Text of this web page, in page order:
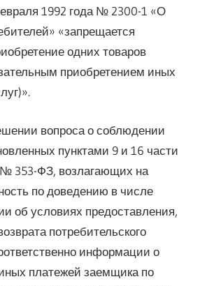
1992 года № 2300-1 «О
«запрещается
одних товаров
приобретением иных
вопроса о соблюдении
пунктами 9 и 16 части
№ 353-ФЗ, возлагающих на
по доведению в числе
об условиях предоставления,
потребительского
информации о
платежей заемщика по